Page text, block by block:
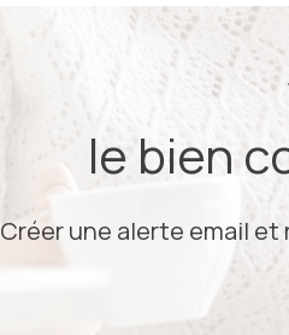
le bien
Créer une alerte email